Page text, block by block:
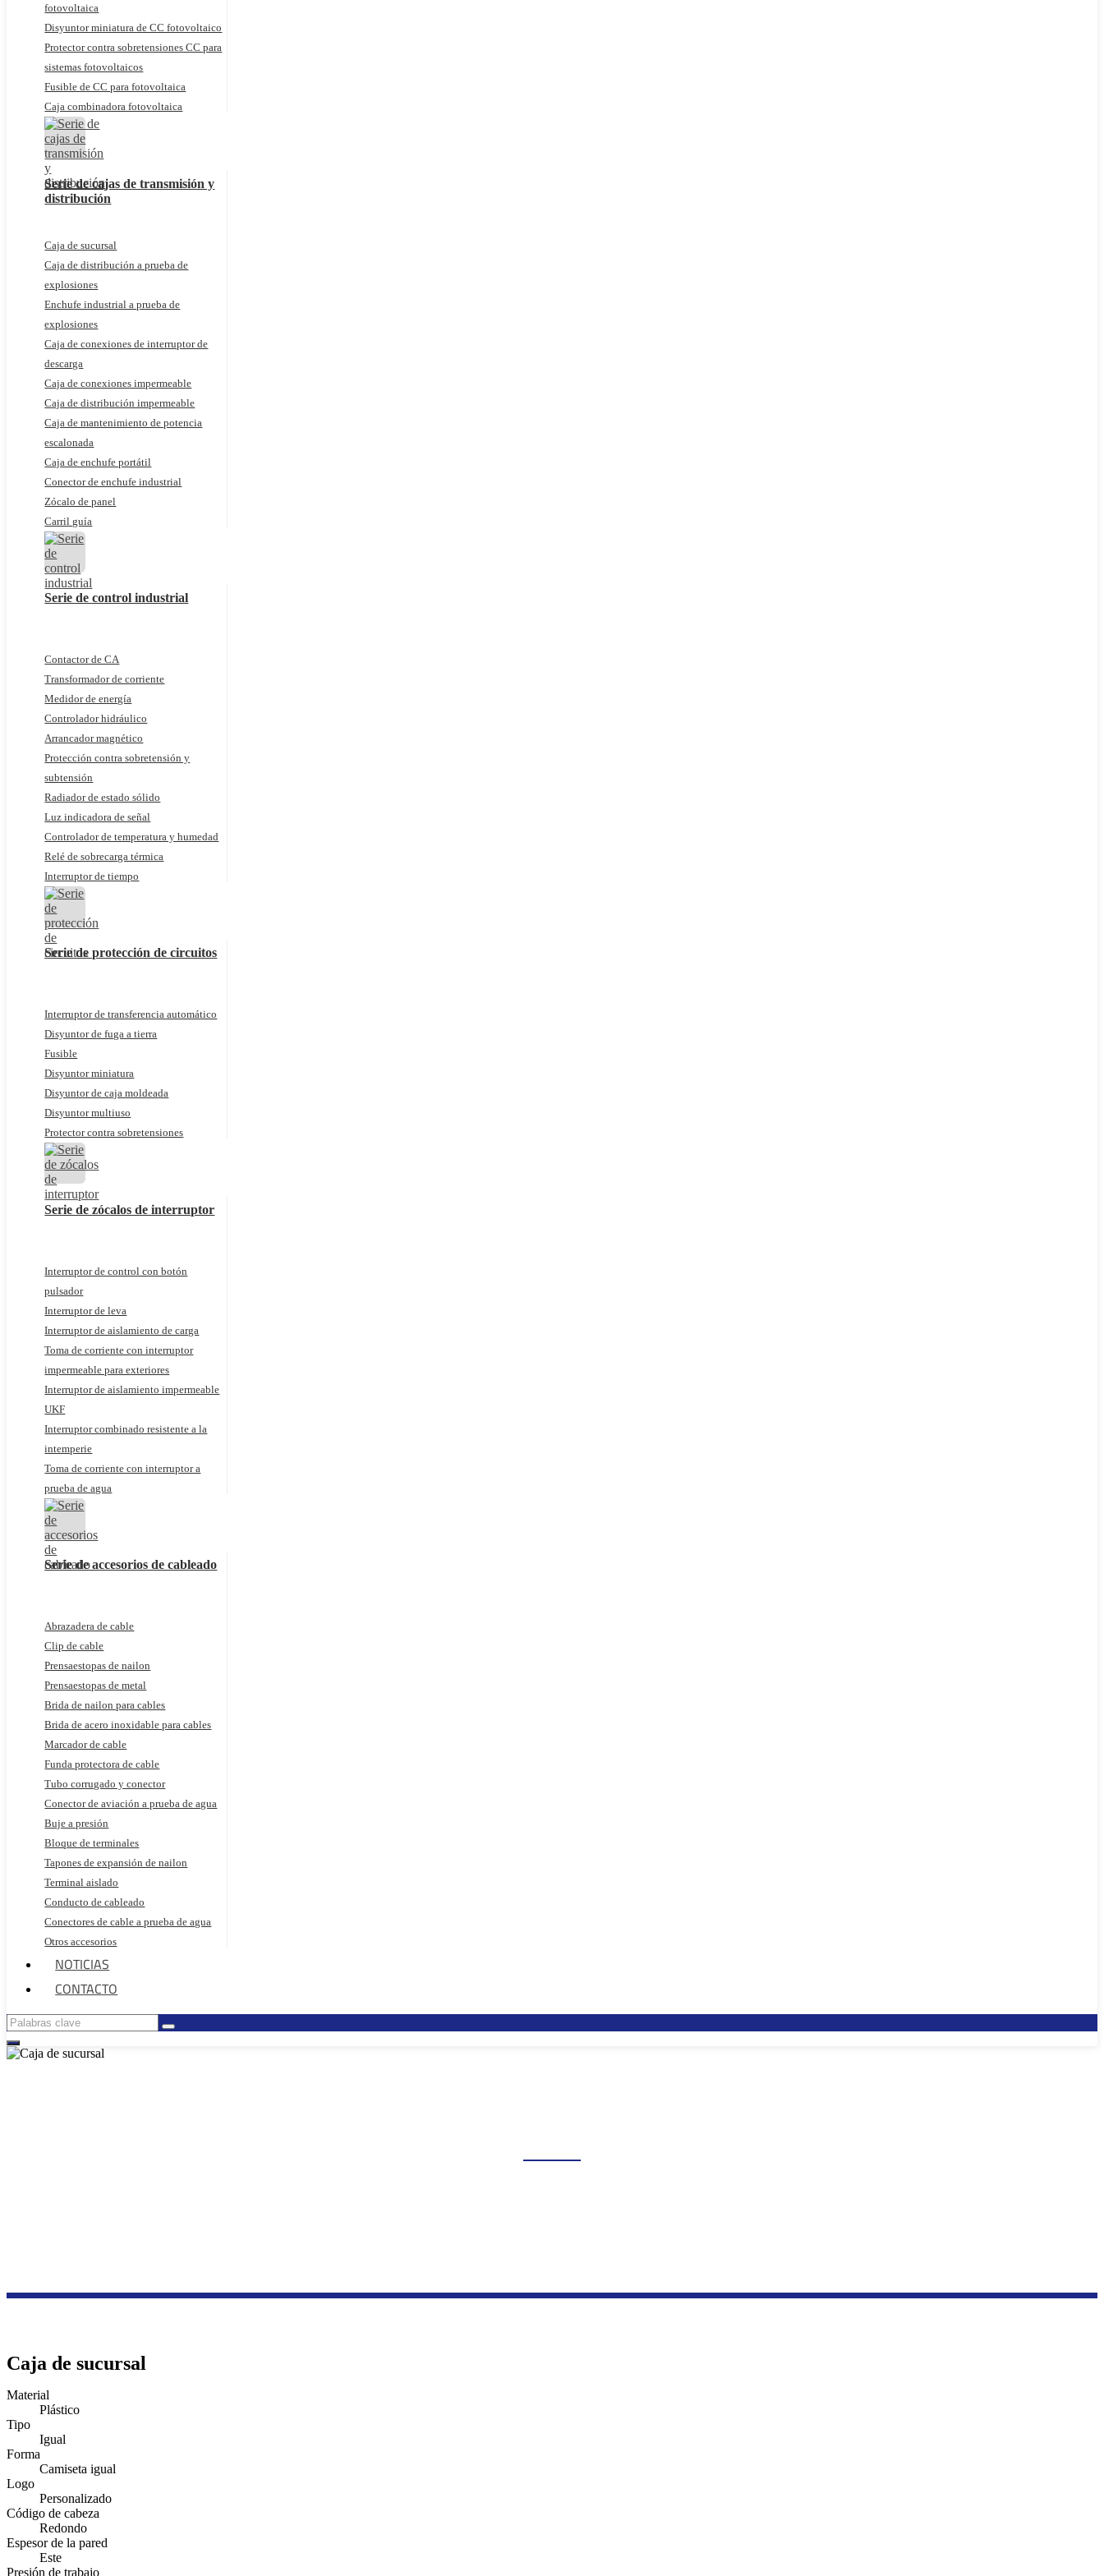
fotovoltaica
Disyuntor miniatura de CC fotovoltaico
Protector contra sobretensiones CC para
sistemas fotovoltaicos
Fusible de CC para fotovoltaica
Caja combinadora fotovoltaica
Serie de cajas de transmisión y
distribución
Caja de sucursal
Caja de distribución a prueba de
explosiones
Enchufe industrial a prueba de
explosiones
Caja de conexiones de interruptor de
descarga
Caja de conexiones impermeable
Caja de distribución impermeable
Caja de mantenimiento de potencia
escalonada
Caja de enchufe portátil
Conector de enchufe industrial
Zócalo de panel
Carril guía
Serie de control industrial
Contactor de CA
Transformador de corriente
Medidor de energía
Controlador hidráulico
Arrancador magnético
Protección contra sobretensión y
subtensión
Radiador de estado sólido
Luz indicadora de señal
Controlador de temperatura y humedad
Relé de sobrecarga térmica
Interruptor de tiempo
Serie de protección de circuitos
Interruptor de transferencia automático
Disyuntor de fuga a tierra
Fusible
Disyuntor miniatura
Disyuntor de caja moldeada
Disyuntor multiuso
Protector contra sobretensiones
Serie de zócalos de interruptor
Interruptor de control con botón
pulsador
Interruptor de leva
Interruptor de aislamiento de carga
Toma de corriente con interruptor
impermeable para exteriores
Interruptor de aislamiento impermeable
UKF
Interruptor combinado resistente a la
intemperie
Toma de corriente con interruptor a
prueba de agua
Serie de accesorios de cableado
Abrazadera de cable
Clip de cable
Prensaestopas de nailon
Prensaestopas de metal
Brida de nailon para cables
Brida de acero inoxidable para cables
Marcador de cable
Funda protectora de cable
Tubo corrugado y conector
Conector de aviación a prueba de agua
Buje a presión
Bloque de terminales
Tapones de expansión de nailon
Terminal aislado
Conducto de cableado
Conectores de cable a prueba de agua
Otros accesorios
NOTICIAS
CONTACTO
Caja de sucursal
Material
Plástico
Tipo
Igual
Forma
Camiseta igual
Logo
Personalizado
Código de cabeza
Redondo
Espesor de la pared
Este
Presión de trabajo